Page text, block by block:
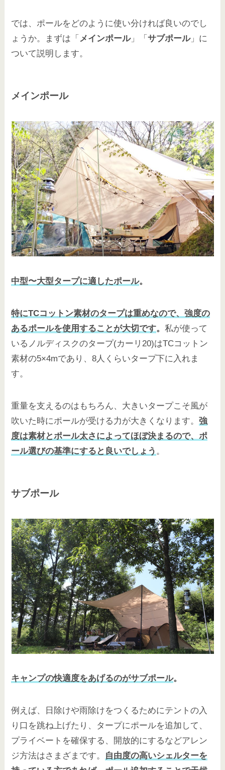
では、ポールをどのように使い分ければ良いのでし
ょうか。まずは「 メインポール」「サブポール」に
ついて説明します。
メインポール
中型〜大型タープに適したポール。
特にTCコットン素材のタープは重めなので、強度の
あるポールを使用することが大切です。私が使って
いるノルディスクのタープ(カーリ20)はTCコットン
素材の5×4mであり、8人くらいタープ下に入れま
す。
重量を支えるのはもちろん、大きいタープこそ風が
吹いた時にポールが受ける力が大きくなります。強
度は素材とポール太さによってほぼ決まるので、ポ
ール選びの基準にすると良いでしょう 。
サブポール
キャンプの快適度をあげるのがサブポール。
例えば、日除けや雨除けをつくるためにテントの入
り口を跳ね上げたり、タープにポールを追加して、
プライベートを確保する、開放的にするなどアレン
ジ方法はさまざまです。 自由度の高いシェルターを